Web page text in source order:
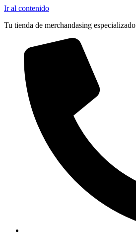
Ir al contenido
Tu tienda de merchandasing especializado